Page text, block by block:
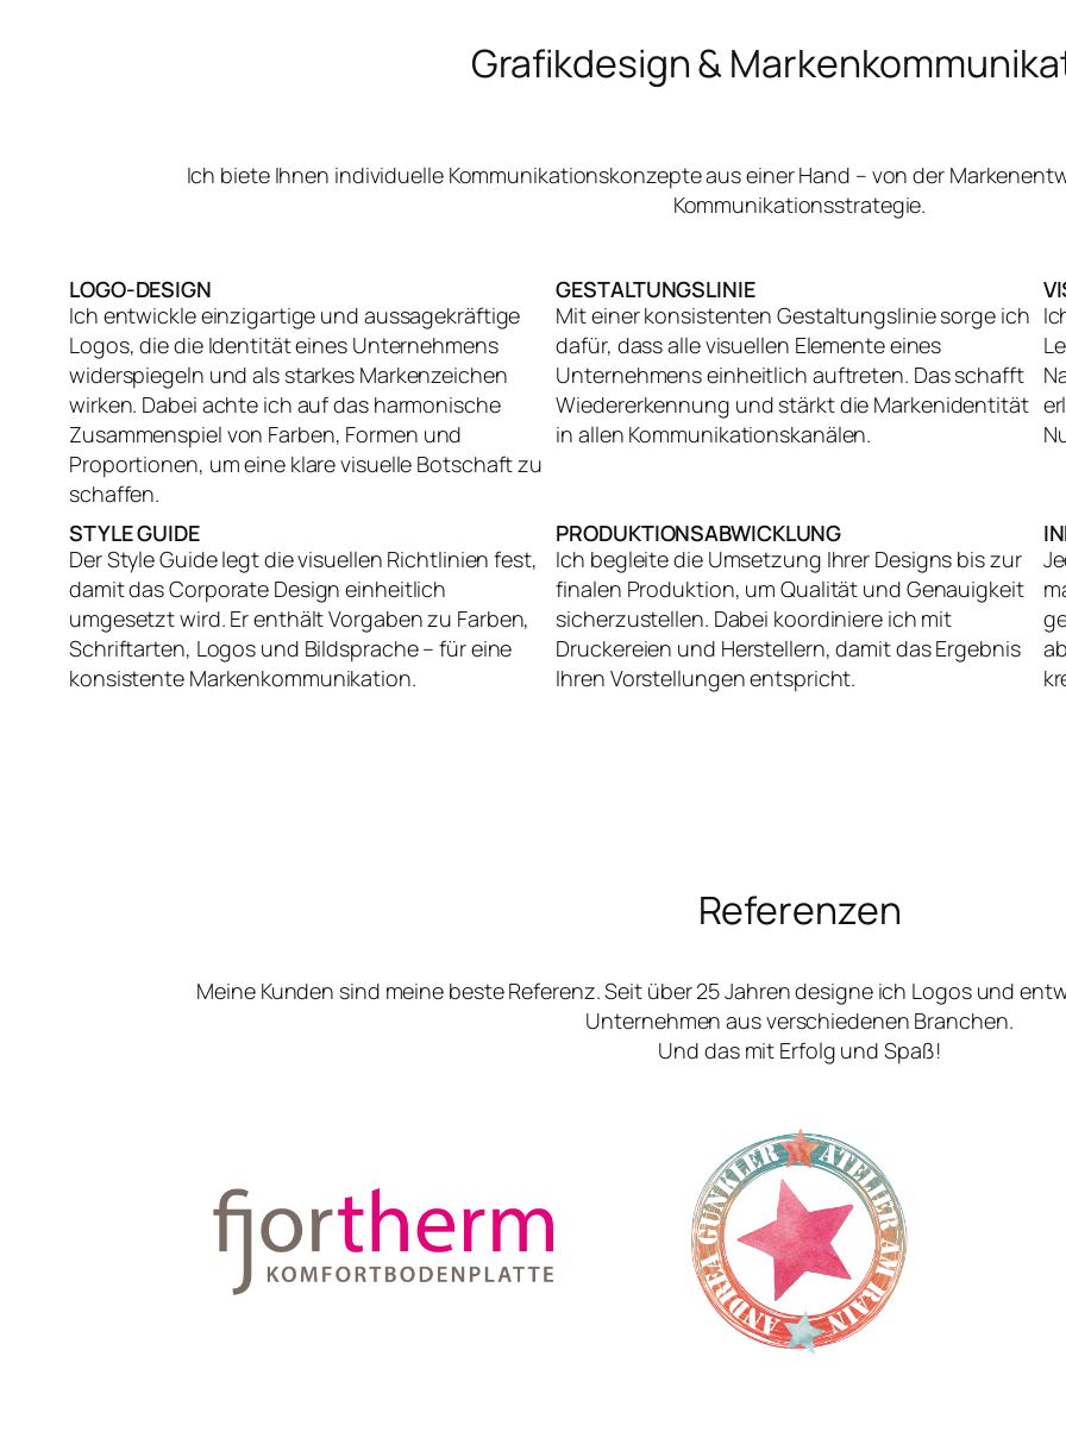
Grafikdesign &
Ich biete Ihnen individuelle Kommunikationskonzepte aus einer Hand – von der
Kommunikationsstrategie.
LOGO-DESIGN
Ich entwickle einzigartige und aussagekräftige
Logos, die die Identität eines Unternehmens
widerspiegeln und als starkes Markenzeichen
wirken. Dabei achte ich auf das harmonische
Zusammenspiel von Farben, Formen und
Proportionen, um eine klare visuelle Botschaft zu
schaffen.
GESTALTUNGSLINIE
Mit einer konsistenten Gestaltungslinie sorge ich
dafür, dass alle visuellen Elemente eines
Unternehmens einheitlich auftreten. Das schafft
Wiedererkennung und stärkt die Markenidentität
in allen Kommunikationskanälen.
STYLE GUIDE
Der Style Guide legt die visuellen Richtlinien fest,
damit das Corporate Design einheitlich
umgesetzt wird. Er enthält Vorgaben zu Farben,
Schriftarten, Logos und Bildsprache – für eine
konsistente Markenkommunikation.
PRODUKTIONSABWICKLUNG
Ich begleite die Umsetzung Ihrer Designs bis zur
finalen Produktion, um Qualität und Genauigkeit
sicherzustellen. Dabei koordiniere ich mit
Druckereien und Herstellern, damit das Ergebnis
Ihren Vorstellungen entspricht.
Referenzen
Meine Kunden sind meine beste Referenz. Seit über 25 Jahren designe ich Logos und
Unternehmen aus verschiedenen Branchen.
Und das mit Erfolg und Spaß!